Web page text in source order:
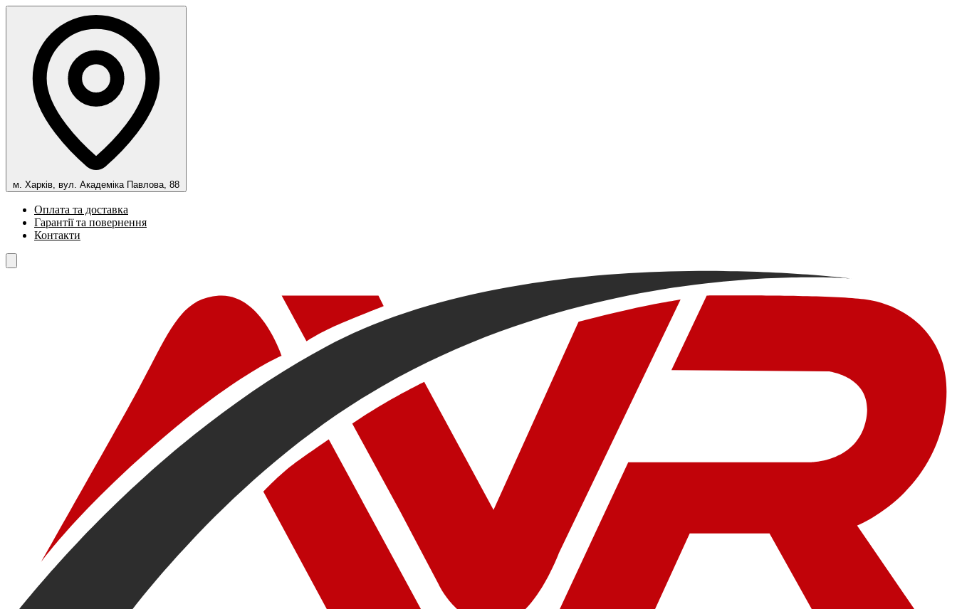
м. Харків, вул. Академіка Павлова, 88
Оплата та доставка
Гарантії та повернення
Контакти